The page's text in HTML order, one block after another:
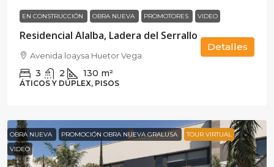
EN CONSTRUCCIÓN OBRA NUEVA PROMOTORES VIDEO
Residencial Alalba, Ladera del Serrallo
Avenida loaysa Huetor Vega
3 2 130 m²
ÁTICOS Y DÚPLEX, PISOS
Detalles
OBRA NUEVA PROMOCIÓN OBRA NUEVA GRALUSA
TOUR VIRTUAL
VIDEO